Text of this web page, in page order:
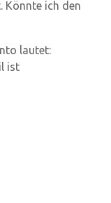
Könnte ich den
lautet:
ist